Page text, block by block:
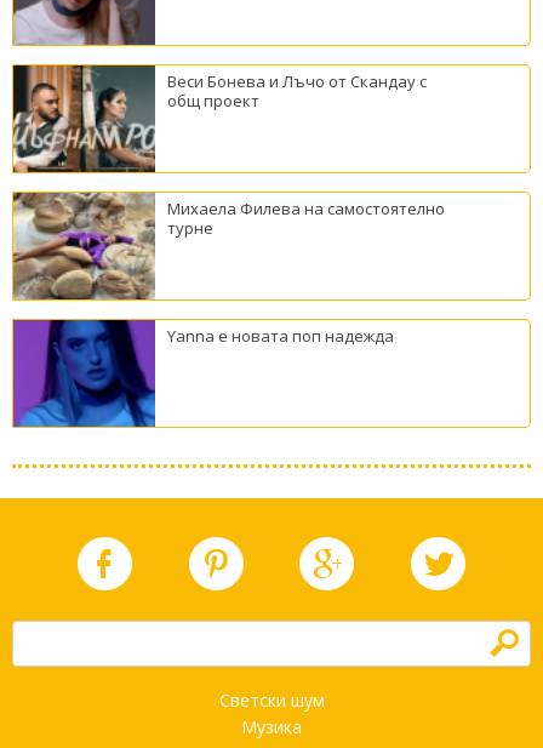
Веси Бонева и Лъчо от Скандау с
общ проект
Михаела Филева на самостоятелно
турне
Yanna е новата поп надежда
h
Светски шум
Музика